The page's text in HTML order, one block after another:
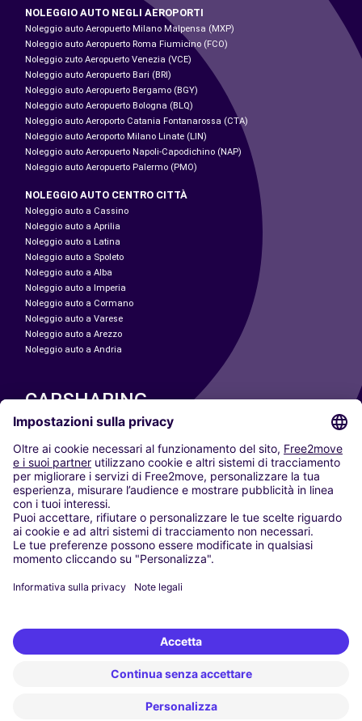
NOLEGGIO AUTO NEGLI AEROPORTI
Noleggio auto Aeropuerto Milano Malpensa (MXP)
Noleggio auto Aeropuerto Roma Fiumicino (FCO)
Noleggio zuto Aeropuerto Venezia (VCE)
Noleggio auto Aeropuerto Bari (BRI)
Noleggio auto Aeropuerto Bergamo (BGY)
Noleggio auto Aeropuerto Bologna (BLQ)
Noleggio auto Aeroporto Catania Fontanarossa (CTA)
Noleggio auto Aeroporto Milano Linate (LIN)
Noleggio auto Aeropuerto Napoli-Capodichino (NAP)
Noleggio auto Aeropuerto Palermo (PMO)
NOLEGGIO AUTO CENTRO CITTÀ
Noleggio auto a Cassino
Noleggio auto a Aprilia
Noleggio auto a Latina
Noleggio auto a Spoleto
Noleggio auto a Alba
Noleggio auto a Imperia
Noleggio auto a Cormano
Noleggio auto a Varese
Noleggio auto a Arezzo
Noleggio auto a Andria
CARSHARING
LE NOSTRE CITTÀ
Paris
Madrid
Washington DC
Milano
Roma
Torino
Vienna
Berlino
Düsseldorf